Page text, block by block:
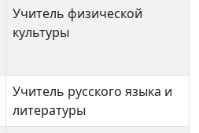
Учитель физической
культуры
Учитель русского языка и
литературы